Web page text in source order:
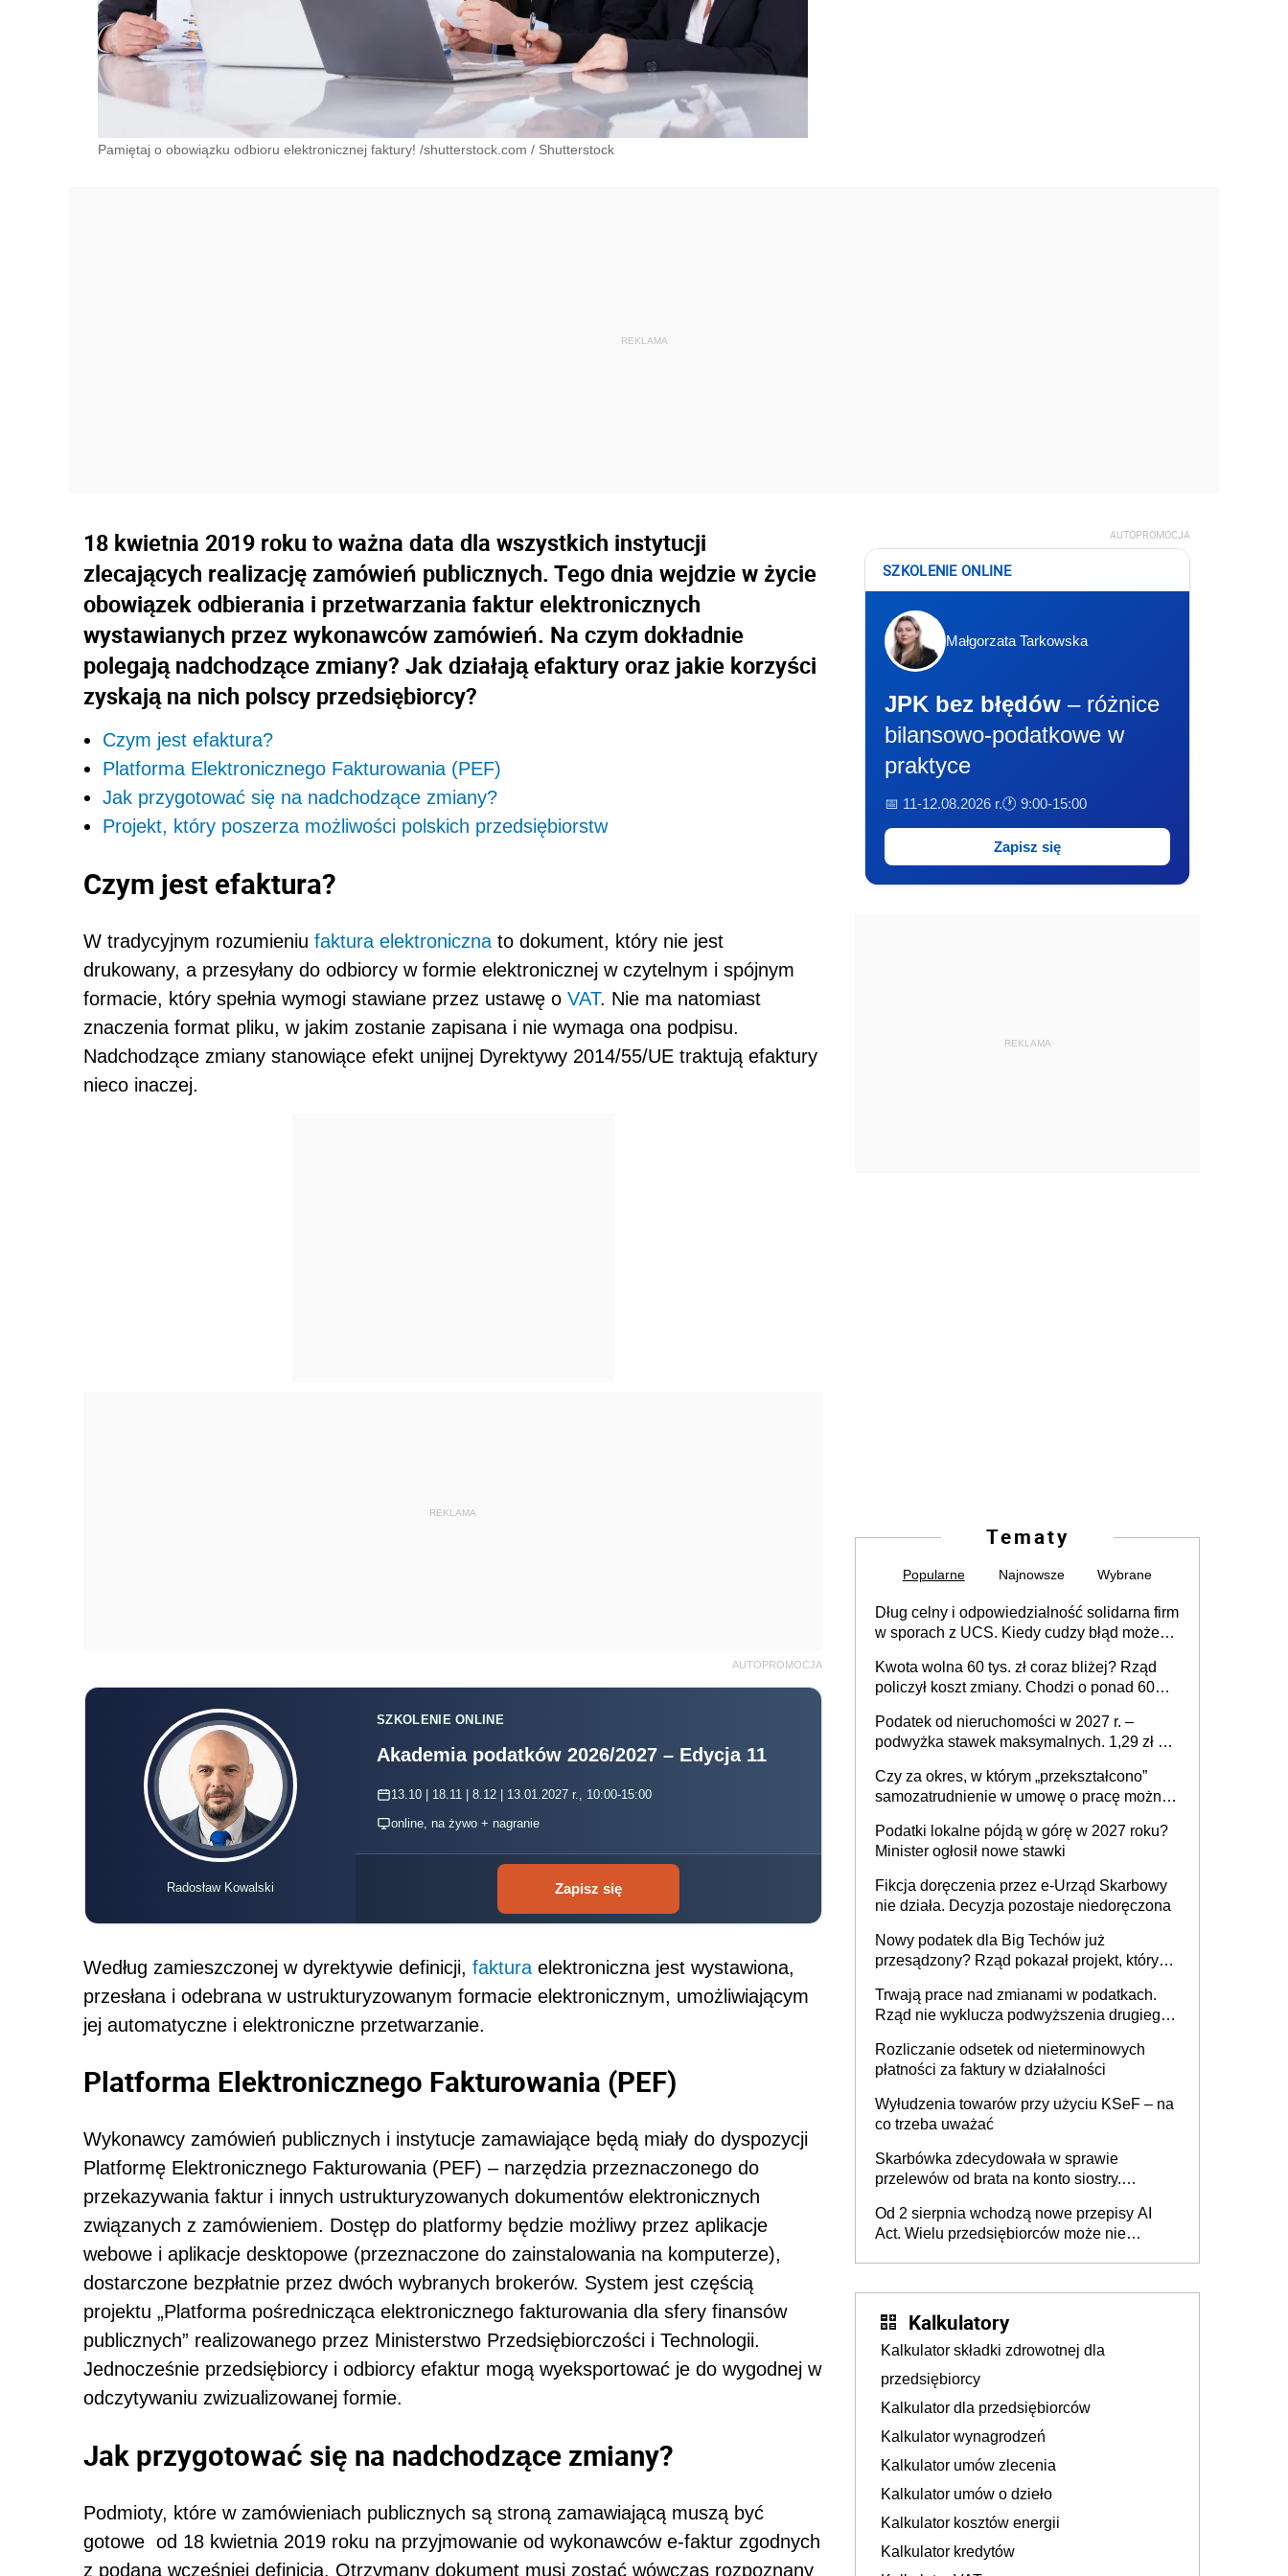
Pamiętaj o obowiązku odbioru elektronicznej faktury! /shutterstock.com / Shutterstock
18 kwietnia 2019 roku to ważna data dla wszystkich instytucji
zlecających realizację zamówień publicznych. Tego dnia wejdzie w życie
obowiązek odbierania i przetwarzania faktur elektronicznych
wystawianych przez wykonawców zamówień. Na czym dokładnie
polegają nadchodzące zmiany? Jak działają efaktury oraz jakie korzyści
zyskają na nich polscy przedsiębiorcy?
Czym jest efaktura?
Platforma Elektronicznego Fakturowania (PEF)
Jak przygotować się na nadchodzące zmiany?
Projekt, który poszerza możliwości polskich przedsiębiorstw
Czym jest efaktura?
W tradycyjnym rozumieniu faktura elektroniczna to dokument, który nie jest
drukowany, a przesyłany do odbiorcy w formie elektronicznej w czytelnym i spójnym
formacie, który spełnia wymogi stawiane przez ustawę o VAT. Nie ma natomiast
znaczenia format pliku, w jakim zostanie zapisana i nie wymaga ona podpisu.
Nadchodzące zmiany stanowiące efekt unijnej Dyrektywy 2014/55/UE traktują efaktury
nieco inaczej.
REKLAMA
AUTOPROMOCJA
Radosław Kowalski
SZKOLENIE ONLINE
Akademia podatków 2026/2027 – Edycja 11
13.10 | 18.11 | 8.12 | 13.01.2027 r., 10:00-15:00
online, na żywo + nagranie
Zapisz się
Według zamieszczonej w dyrektywie definicji, faktura elektroniczna jest wystawiona,
przesłana i odebrana w ustrukturyzowanym formacie elektronicznym, umożliwiającym
jej automatyczne i elektroniczne przetwarzanie.
Platforma Elektronicznego Fakturowania (PEF)
Wykonawcy zamówień publicznych i instytucje zamawiające będą miały do dyspozycji
Platformę Elektronicznego Fakturowania (PEF) – narzędzia przeznaczonego do
przekazywania faktur i innych ustrukturyzowanych dokumentów elektronicznych
związanych z zamówieniem. Dostęp do platformy będzie możliwy przez aplikacje
webowe i aplikacje desktopowe (przeznaczone do zainstalowania na komputerze),
dostarczone bezpłatnie przez dwóch wybranych brokerów. System jest częścią
projektu „Platforma pośrednicząca elektronicznego fakturowania dla sfery finansów
publicznych” realizowanego przez Ministerstwo Przedsiębiorczości i Technologii.
Jednocześnie przedsiębiorcy i odbiorcy efaktur mogą wyeksportować je do wygodnej w
odczytywaniu zwizualizowanej formie.
Jak przygotować się na nadchodzące zmiany?
Podmioty, które w zamówieniach publicznych są stroną zamawiającą muszą być
gotowe od 18 kwietnia 2019 roku na przyjmowanie od wykonawców e-faktur zgodnych
z podaną wcześniej definicją. Otrzymany dokument musi zostać wówczas rozpoznany
AUTOPROMOCJA
SZKOLENIE ONLINE
Małgorzata Tarkowska
JPK bez błędów – różnice
bilansowo-podatkowe w
praktyce
📅 11-12.08.2026 r.🕐 9:00-15:00
Zapisz się
REKLAMA
Tematy
Popularne Najnowsze Wybrane
Dług celny i odpowiedzialność solidarna firm
w sporach z UCS. Kiedy cudzy błąd może
Kwota wolna 60 tys. zł coraz bliżej? Rząd
policzył koszt zmiany. Chodzi o ponad 60
Podatek od nieruchomości w 2027 r. –
podwyżka stawek maksymalnych. 1,29 zł za
budynków i lokali związanych z
prowadzeniem działalności gospodarczej
Czy za okres, w którym „przekształcono”
samozatrudnienie w umowę o pracę można
umowy cywilnoprawnej jedynym
racjonalnym wyjściem
Podatki lokalne pójdą w górę w 2027 roku?
Minister ogłosił nowe stawki
Fikcja doręczenia przez e-Urząd Skarbowy
nie działa. Decyzja pozostaje niedoręczona
Nowy podatek dla Big Techów już
przesądzony? Rząd pokazał projekt, który
Trwają prace nad zmianami w podatkach.
Rząd nie wyklucza podwyższenia drugiego
Rozliczanie odsetek od nieterminowych
płatności za faktury w działalności
Wyłudzenia towarów przy użyciu KSeF – na
co trzeba uważać
Skarbówka zdecydowała w sprawie
przelewów od brata na konto siostry.
darowizna, ale podatku jednak nie będzie
Od 2 sierpnia wchodzą nowe przepisy AI
Act. Wielu przedsiębiorców może nie
Kalkulatory
Kalkulator składki zdrowotnej dla
przedsiębiorcy
Kalkulator dla przedsiębiorców
Kalkulator wynagrodzeń
Kalkulator umów zlecenia
Kalkulator umów o dzieło
Kalkulator kosztów energii
Kalkulator kredytów